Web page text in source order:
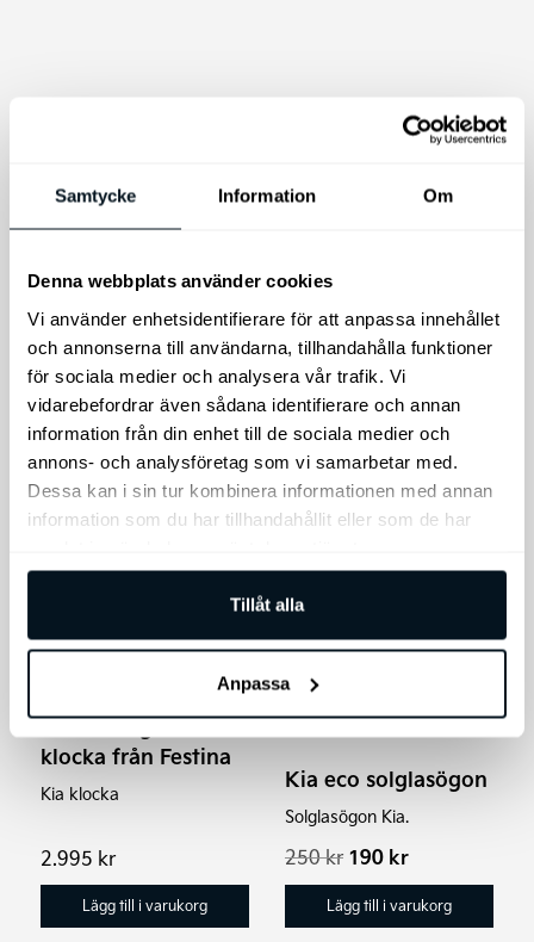
Samtycke Information Om
Denna webbplats använder cookies
Vi använder enhetsidentifierare för att anpassa innehållet
och annonserna till användarna, tillhandahålla funktioner
för sociala medier och analysera vår trafik. Vi
vidarebefordrar även sådana identifierare och annan
information från din enhet till de sociala medier och
annons- och analysföretag som vi samarbetar med.
Dessa kan i sin tur kombinera informationen med annan
information som du har tillhandahållit eller som de har
Tillåt alla
Anpassa
Kia bläckfri penna
149kr
Lägg till i varukorg
Kia EV6 modellbil
EV6 Skala 1:38
295kr
Välj alternativ
varianter.
alternativen
kan
väljas
på
produktsidan
Kia kronograf
klocka från Festina
Kia klocka
2.995 kr
Lägg till i varukorg
Rea!
Kia eco solglasögon
Solglasögon Kia.
250kr Det
ursprungliga
priset
var:
190 krDet
nuvarande
priset
är:
Lägg till i varukorg